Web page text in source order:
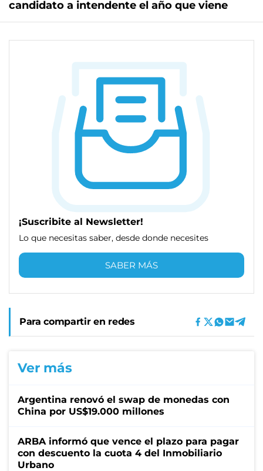
candidato a intendente el año que viene
¡Suscribite al Newsletter!
Lo que necesitas saber, desde donde necesites
SABER MÁS
Para compartir en redes
Ver más
Argentina renovó el swap de monedas con
China por US$19.000 millones
ARBA informó que vence el plazo para pagar
con descuento la cuota 4 del Inmobiliario
Urbano